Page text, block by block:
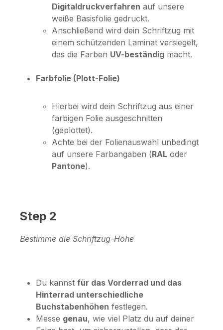
Digitaldruckverfahren auf unsere
weiße Basisfolie gedruckt.
Anschließend wird dein Schriftzug mit
einem schützenden Laminat versiegelt,
das die Farben UV-beständig macht.
Farbfolie (Plott-Folie)
Hierbei wird dein Schriftzug aus einer
farbigen Folie ausgeschnitten
(geplottet).
Achte bei der Folienauswahl unbedingt
auf unsere Farbangaben (RAL oder
Pantone).
Step 2
Bestimme die Schriftzug-Höhe
Du kannst für das Vorderrad und das
Hinterrad unterschiedliche
Buchstabenhöhen festlegen.
Messe genau, wie viel Platz du auf deiner